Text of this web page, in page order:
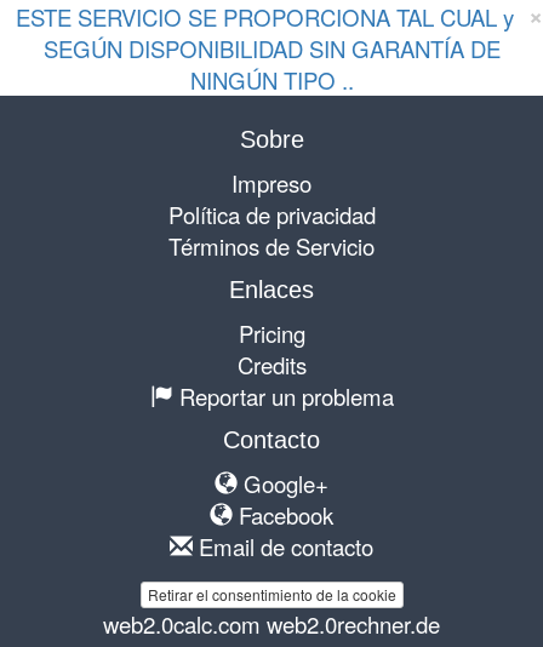
×
ESTE SERVICIO SE PROPORCIONA TAL CUAL y
SEGÚN DISPONIBILIDAD SIN GARANTÍA DE
NINGÚN TIPO ..
Sobre
Impreso
Política de privacidad
Términos de Servicio
Enlaces
Pricing
Credits
Reportar un problema
Contacto
Google+
Facebook
Email de contacto
Retirar el consentimiento de la cookie
web2.0calc.com web2.0rechner.de